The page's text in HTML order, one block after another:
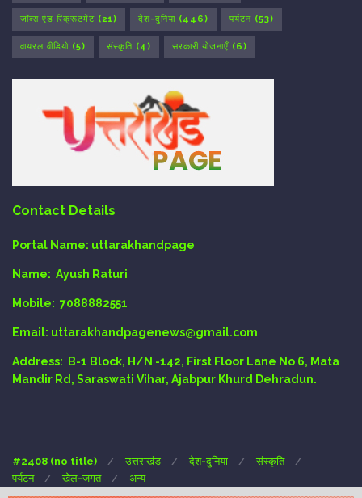
जॉब्स एंड रिक्रूटमेंट (21) देश-दुनिया (446) पर्यटन (53)
वायरल वीडियो (5) संस्कृति (4) सरकारी योजनाएँ (6)
Contact Details
Portal Name: uttarakhandpage
Name: Ayush Raturi
Mobile: 7088882551
Email: uttarakhandpagenews@gmail.com
Address:
B-1 Block, H/N -142, First Floor Lane No 6, Mata
Mandir Rd, Saraswati Vihar, Ajabpur Khurd Dehradun.
#2408 (no title) उत्तराखंड देश-दुनिया
संस्कृति
पर्यटन
खेल-जगत अन्य